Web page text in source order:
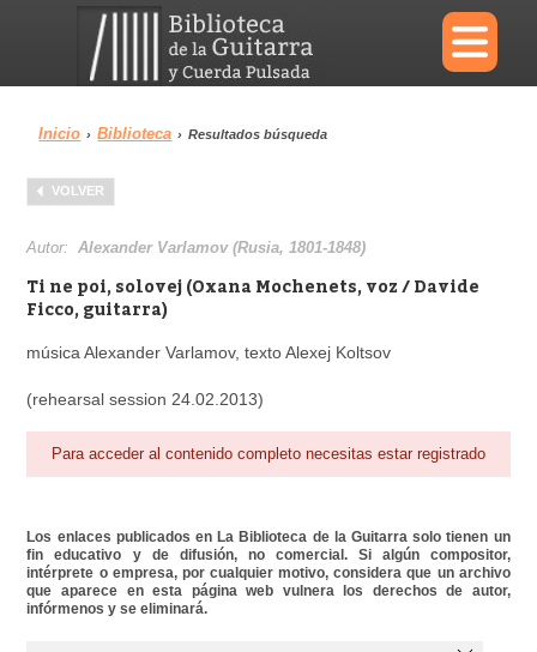
×
Menu
Biblioteca Diccionario
Inicio › Biblioteca › Resultados búsqueda
VOLVER
Autor:Alexander Varlamov (Rusia, 1801-1848)
Ti ne poi, solovej (Oxana Mochenets, voz / Davide
Ficco, guitarra)
música Alexander Varlamov, texto Alexej Koltsov
(rehearsal session 24.02.2013)
Para acceder al contenido completo necesitas estar registrado
Los enlaces publicados en La Biblioteca de la Guitarra solo tienen un
fin educativo y de difusión, no comercial. Si algún compositor,
intérprete o empresa, por cualquier motivo, considera que un archivo
que aparece en esta página web vulnera los derechos de autor,
infórmenos y se eliminará.